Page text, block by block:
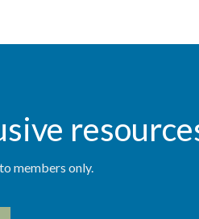
members only.